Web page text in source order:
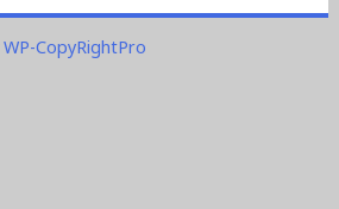
WP-CopyRightPro